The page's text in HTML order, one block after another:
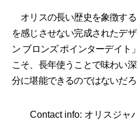
オリスの長い歴史を象徴す
を感じさせない完成されたデ
ン ブロンズ ポインターデイト
こそ、長年使うことで味わい
分に堪能できるのではないだろ
Contact info: オリスジ